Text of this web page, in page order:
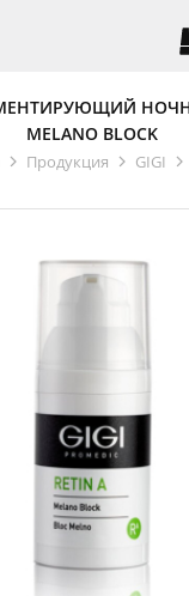
MELANO BLOCK
Продукция GIGI